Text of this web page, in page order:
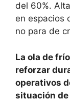
del 60%.
en espacios
no para de
La ola de
reforzar
operativos
situación de